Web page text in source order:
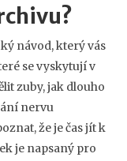
návod, který vás
se vyskytují v
zuby, jak dlouho
nervu
že je čas jít k
je napsaný pro